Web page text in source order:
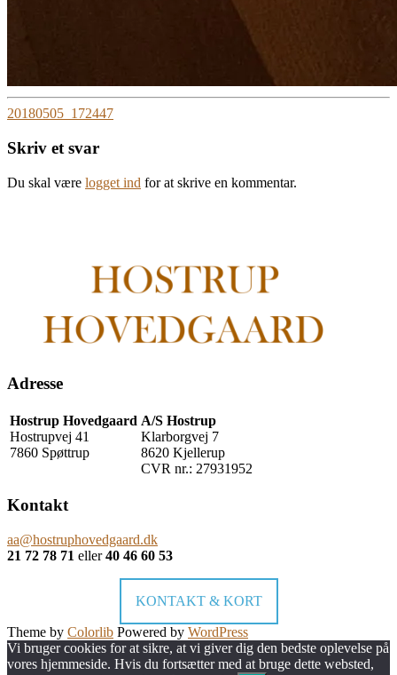
20180505_172447
Skriv et svar
Du skal være logget ind for at skrive en kommentar.
Adresse
Hostrup Hovedgaard
Hostrupvej 41
7860 Spøttrup
A/S Hostrup
Klarborgvej 7
8620 Kjellerup
CVR nr.: 27931952
Kontakt
aa@hostruphovedgaard.dk
21 72 78 71 eller40 46 60 53
KONTAKT & KORT
Theme by Colorlib Powered by WordPress
Vi bruger cookies for at sikre, at vi giver dig den bedste oplevelse på
vores hjemmeside. Hvis du fortsætter med at bruge dette websted,